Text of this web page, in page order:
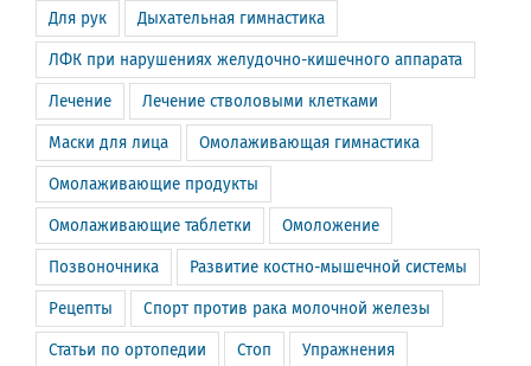
Для рук Дыхательная гимнастика
ЛФК при нарушениях желудочно-кишечного аппарата
Лечение Лечение стволовыми клетками
Маски для лица Омолаживающая гимнастика
Омолаживающие продукты
Омолаживающие таблетки Омоложение
Позвоночника Развитие костно-мышечной системы
Рецепты Спорт против рака молочной железы
Статьи по ортопедии Стоп Упражнения